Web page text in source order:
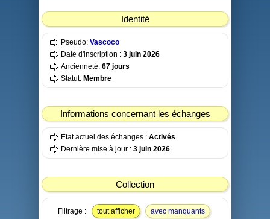
Identité
Pseudo: Vascoco
Date d'inscription : 3 juin 2026
Ancienneté: 67 jours
Statut: Membre
Informations concernant les échanges
Etat actuel des échanges : Activés
Dernière mise à jour : 3 juin 2026
Collection
Filtrage : tout afficher avec manquants